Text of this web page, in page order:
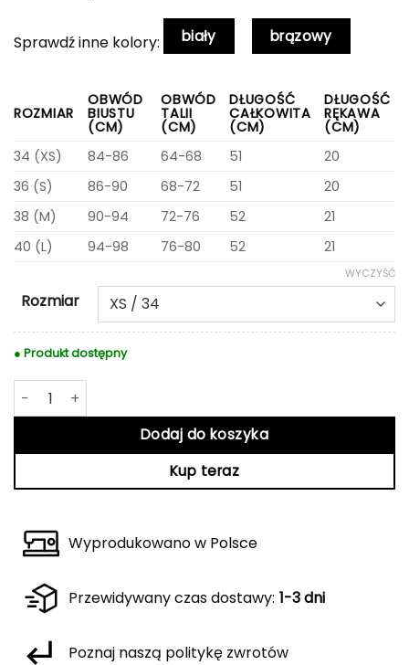
Sprawdź inne kolory: biały brązowy
ROZMIAR
OBWÓD
BIUSTU
(CM)
OBWÓD
TALII
(CM)
DŁUGOŚĆ
CAŁKOWITA
(CM)
DŁUGOŚĆ
RĘKAWA
(CM)
34 (XS)
84-86 64-68 51
20
36 (S)
86-90 68-72 51
20
38 (M)
90-94 72-76 52
21
40 (L)
94-98 76-80 52 21
Rozmiar
WYCZYŚĆ
● Produkt dostępny
ilość Czarny t-shirt Kim
Dodaj do koszyka
Kup teraz
Wyprodukowano w Polsce
Przewidywany czas dostawy: 1-3 dni
Poznaj naszą politykę zwrotów